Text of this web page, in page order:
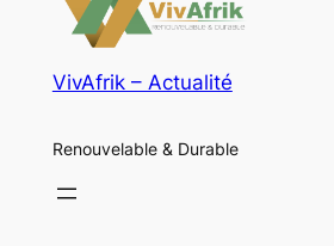
VivAfrik – Actualité
Renouvelable & Durable